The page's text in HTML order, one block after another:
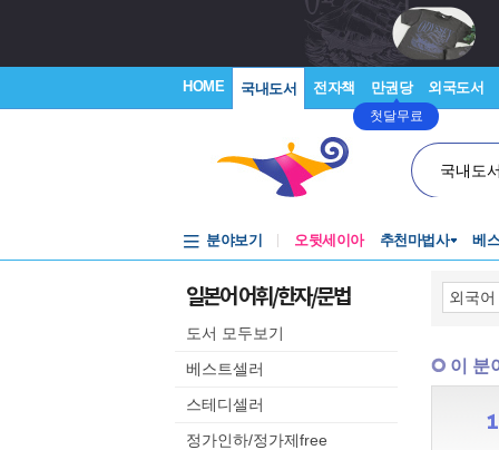
HOME 국내도서 전자책 만권당
첫달무료
외국도서
국내도
분야보기 오뒷세이아 추천마법사 베
일본어 어휘/한자/문법
도서 모두보기
베스트셀러
스테디셀러
정가인하/정가제free
이 분